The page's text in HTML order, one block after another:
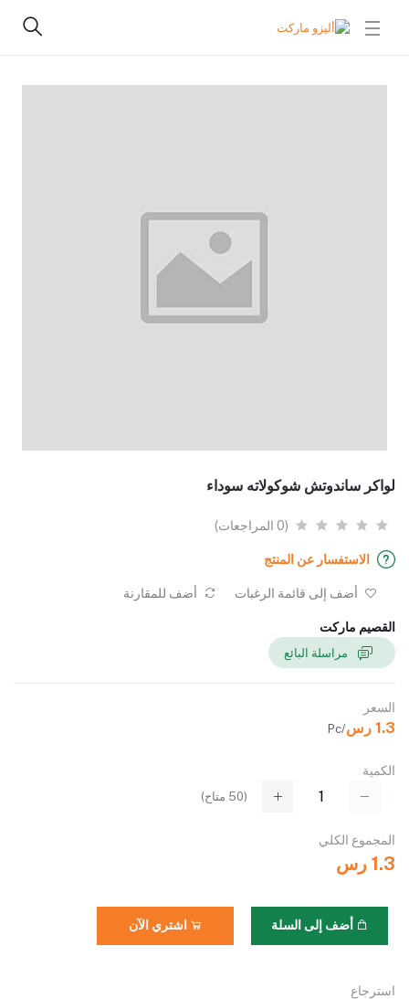
لواكر ساندوتش شوكولاته سوداء
(0 المراجعات)
الاستفسار عن المنتج
أضف إلى قائمة الرغبات أضف للمقارنة
القصيم ماركت
السعر
1.3 رس /Pc
الكمية
(
50 متاح)
المجموع الكلي
1.3 رس
أضف إلى السلة اشتري الآن
استرجاع